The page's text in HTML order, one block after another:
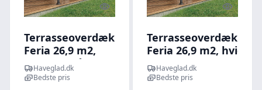
Quick look
Terrasseoverdækning
Feria 26,9 m2,
antracitgrå Palram -
Canopia
Haveglad.dk
Bedste pris
Quick
Terrasseoverdækning
Feria 26,9 m2, hvid
Palram - Canopia
Haveglad.dk
Bedste pris